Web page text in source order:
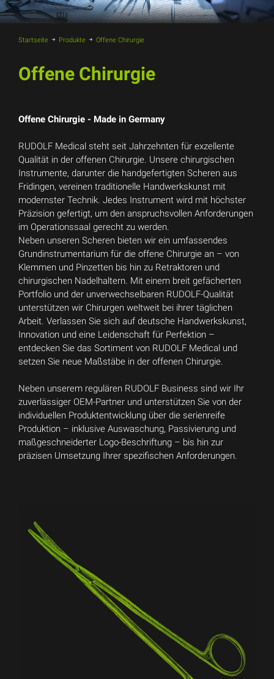
Startseite Produkte Offene Chirurgie
Offene Chirurgie
Offene Chirurgie - Made in Germany
RUDOLF Medical steht seit Jahrzehnten für exzellente
Qualität in der offenen Chirurgie. Unsere chirurgischen
Instrumente, darunter die handgefertigten Scheren aus
Fridingen, vereinen traditionelle Handwerkskunst mit
modernster Technik. Jedes Instrument wird mit höchster
Präzision gefertigt, um den anspruchsvollen Anforderungen
im Operationssaal gerecht zu werden.
Neben unseren Scheren bieten wir ein umfassendes
Grundinstrumentarium für die offene Chirurgie an – von
Klemmen und Pinzetten bis hin zu Retraktoren und
chirurgischen Nadelhaltern. Mit einem breit gefächerten
Portfolio und der unverwechselbaren RUDOLF-Qualität
unterstützen wir Chirurgen weltweit bei ihrer täglichen
Arbeit. Verlassen Sie sich auf deutsche Handwerkskunst,
Innovation und eine Leidenschaft für Perfektion –
entdecken Sie das Sortiment von RUDOLF Medical und
setzen Sie neue Maßstäbe in der offenen Chirurgie.
Neben unserem regulären RUDOLF Business sind wir Ihr
zuverlässiger OEM-Partner und unterstützen Sie von der
individuellen Produktentwicklung über die serienreife
Produktion – inklusive Auswaschung, Passivierung und
maßgeschneiderter Logo-Beschriftung – bis hin zur
präzisen Umsetzung Ihrer spezifischen Anforderungen.